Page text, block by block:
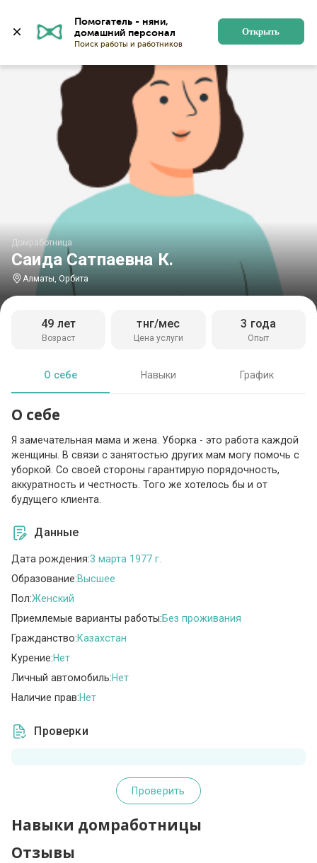
Помогатель - няни,
Поиск работы и работников
Открыть
Саида Сатпаевна К.
Домработница
Алматы, Орбита
Возраст
49 лет
Цена услуги
тнг/мес
Опыт
3 года
О себе Навыки График
О себе
Я замечательная мама и жена. Уборка - это работа каждой
женщины. В связи с занятостью других мам могу помочь с
уборкой. Со своей стороны гарантирую порядочность,
аккуратность и честность. Того же хотелось бы и от
будущего клиента.
Данные
Дата рождения:3 марта 1977 г.
Образование:Высшее
Пол:Женский
Приемлемые варианты работы:Без проживания
Гражданство:Казахстан
Курение:Нет
Личный автомобиль:Нет
Наличие прав:Нет
Проверки
Проверить
Навыки домработницы
Отзывы